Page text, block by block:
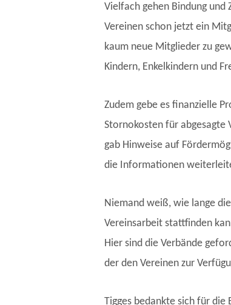
Vielfach gehen Bindung
Vereinen schon jetzt ein
kaum neue Mitglieder zu
Kindern, Enkelkindern und
Zudem gebe es finanzielle
Stornokosten für abgesagte
gab Hinweise auf
die Informationen
Niemand weiß, wie lange
Vereinsarbeit stattfinden
Hier sind die Verbände
der den Vereinen zur
Tigges bedankte sich für die